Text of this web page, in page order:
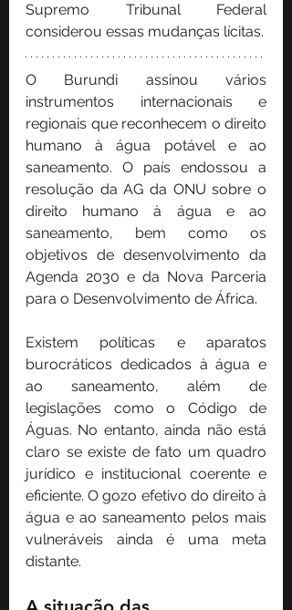
Supremo Tribunal Federal
considerou essas mudanças lícitas.
O Burundi assinou vários
instrumentos internacionais e
regionais que reconhecem o direito
humano à água potável e ao
saneamento. O país endossou a
resolução da AG da ONU sobre o
direito humano à água e ao
saneamento, bem como os
objetivos de desenvolvimento da
Agenda 2030 e da Nova Parceria
para o Desenvolvimento de África.
Existem políticas e aparatos
burocráticos dedicados à água e
ao saneamento, além de
legislações como o Código de
Águas. No entanto, ainda não está
claro se existe de fato um quadro
jurídico e institucional coerente e
eficiente. O gozo efetivo do direito à
água e ao saneamento pelos mais
vulneráveis ainda é uma meta
distante.